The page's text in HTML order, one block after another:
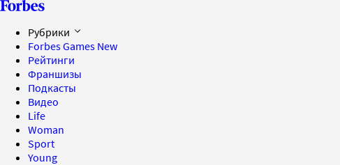
Рубрики
Forbes Games New
Рейтинги
Франшизы
Подкасты
Видео
Life
Woman
Sport
Young